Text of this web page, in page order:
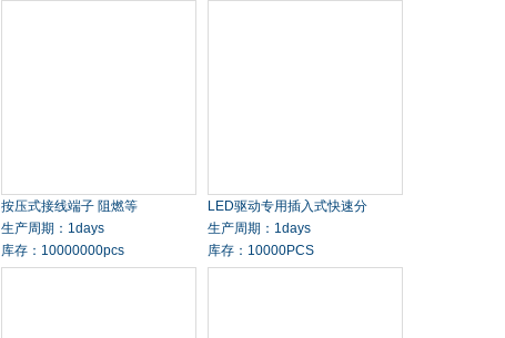
按压式接线端子 阻燃等
生产周期：1days
库存：10000000pcs
LED驱动专用插入式快速分
生产周期：1days
库存：10000PCS